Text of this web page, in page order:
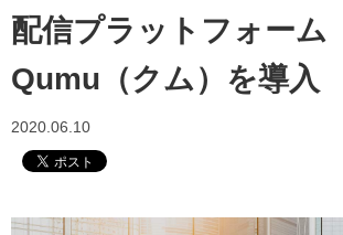
配信プラットフォーム
Qumu（クム）を導入
2020.06.10